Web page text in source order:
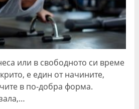
или в свободното си време
е един от начините,
в по-добра форма.